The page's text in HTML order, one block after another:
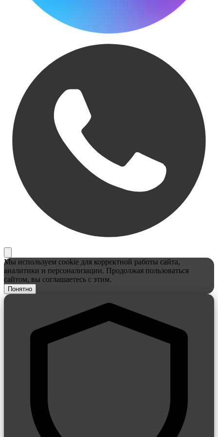
Мы используем cookie для корректной работы сайта,
аналитики и персонализации. Продолжая пользоваться
сайтом, вы соглашаетесь с этим.
Понятно